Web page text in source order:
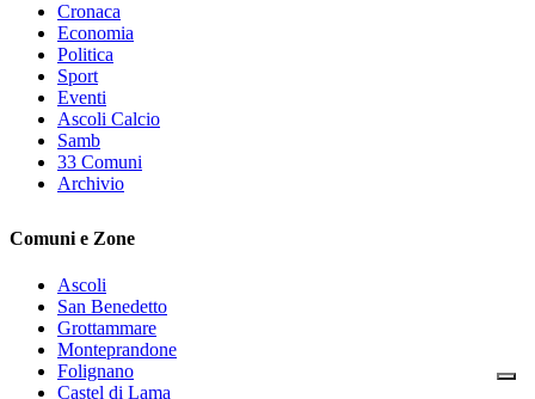
Cronaca
Economia
Politica
Sport
Eventi
Ascoli Calcio
Samb
33 Comuni
Archivio
Comuni e Zone
Ascoli
San Benedetto
Grottammare
Monteprandone
Folignano
Castel di Lama